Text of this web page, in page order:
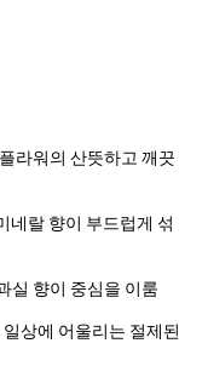
라워의 산뜻하고 깨끗
네랄 향이 부드럽게 섞
실 향이 중심을 이룸
상에 어울리는 절제된